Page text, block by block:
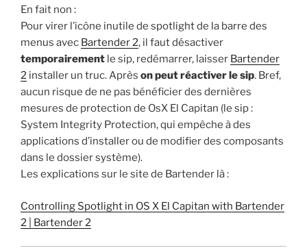
En fait non :
Pour virer l’icône inutile de spotlight de la barre des
menus avec Bartender 2, il faut désactiver
temporairement le sip, redémarrer, laisser Bartender
2 installer un truc. Après on peut réactiver le sip. Bref,
aucun risque de ne pas bénéficier des dernières
mesures de protection de OsX El Capitan (le sip :
System Integrity Protection, qui empêche à des
applications d’installer ou de modifier des composants
dans le dossier système).
Les explications sur le site de Bartender là :
Controlling Spotlight in OS X El Capitan with Bartender
2 | Bartender 2